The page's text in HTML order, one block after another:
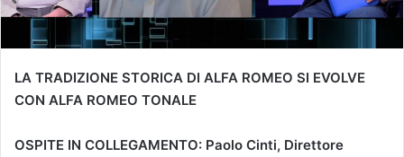
LA TRADIZIONE STORICA DI ALFA ROMEO SI EVOLVE
CON ALFA ROMEO TONALE
OSPITE IN COLLEGAMENTO: Paolo Cinti, Direttore